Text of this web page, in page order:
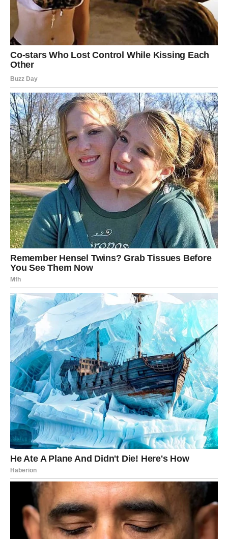
Poruka sudbine za Lava:
Dozvoli sebi da primiš ono što ti pripada – bez krivice i
bez straha.
RIBE – Ljubav koja leči i vraća
veru
Ribe su znak koji najdublje oseća. Njihova duša pamti sve
– i lepe i bolne trenutke. U prethodnom periodu mnoge
Ribe su nosile teret prošlih razočaranja, pitajući se da li je
prava ljubav uopšte moguća.
Ljubav
Za slobodne Ribe, ovo je vremekarmičke ljubavi. Susret
koji dolazi nije slučajan – to je osoba sa kojom deliš
dublju povezanost, neko ko razume tvoju tišinu i čita
tvoje misli bez reči.
Za zauzete Ribe, odnos prolazi krozemocionalno
isceljenje. Sve ono što je bolelo sada se leči kroz iskrene
razgovore, zagrljaje i razumevanje. Ovo je period kada se
ljubav ne dokazuje – ona se oseća.
Sreća i unutrašnji mir
Ribe konačno pronalaze mir u sebi. Prestaje potreba da
se dokazuju, da se menjaju zbog drugih. Kada prihvatiš
sebe u potpunosti, sudbina ti donosi ono što je u skladu
sa tvojom dušom.